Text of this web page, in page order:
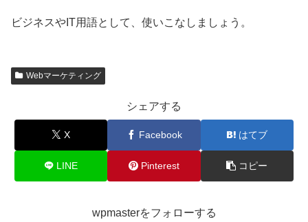
ビジネスやIT用語として、使いこなしましょう。
Webマーケティング
シェアする
X Facebook はてブ
LINE Pinterest コピー
wpmasterをフォローする